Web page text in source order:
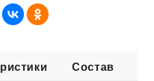
Состав